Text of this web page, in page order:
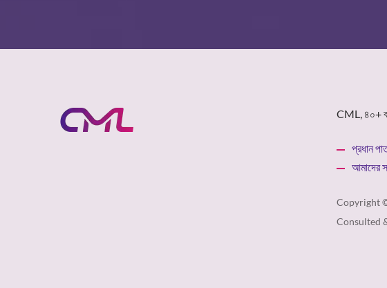
CML, ৪০+
প্রধান
আমাদের
Copyright
Consulted